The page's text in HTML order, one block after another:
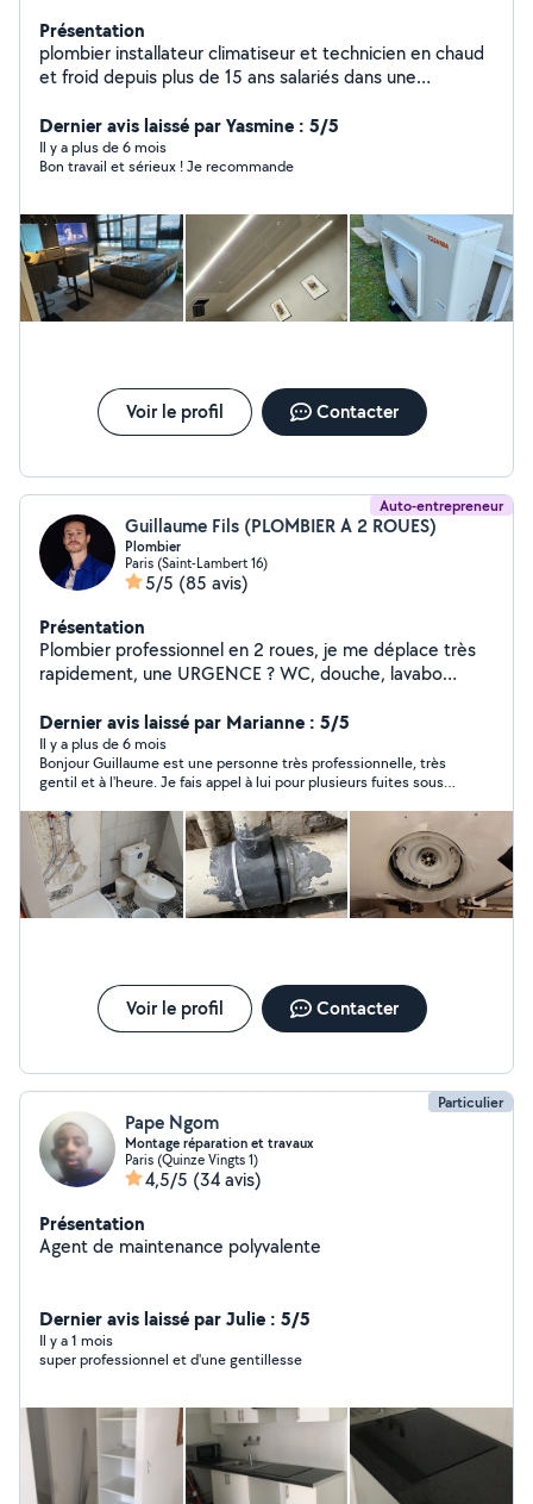
Présentation
plombier installateur climatiseur et technicien en chaud
et froid depuis plus de 15 ans salariés dans une
voisins ;-) à bientôt
Dernier avis laissé par Yasmine : 5/5
Il y a plus de 6 mois
Bon travail et sérieux ! Je recommande
Voir le profil Contacter
Auto-entrepreneur
Guillaume Fils (PLOMBIER A 2 ROUES)
Plombier
Paris (Saint-Lambert 16)
5/5 (85 avis)
Présentation
Plombier professionnel en 2 roues, je me déplace très
rapidement, une URGENCE ? WC, douche, lavabo
également la rénovation ou la création de réseau d'eau
dans les cuisines et salle de bain. Rénovation complète
de votre salle de bain, WC, cuisine avec devis sérieux et
détaillé. Installation WC, lavabo, ballon, robinetterie,
etc.. À bientôt. Google : Plombier à 2 roues
https://g.co/kgs/q4GquXf PS: Il est possible que je ne
puisse répondre à certaines demandes privées, si vous
êtes hors de mon périmètre de 5km. Dans ce cas
n'hésitez pas à me téléphoner directement. Merci
Dernier avis laissé par Marianne : 5/5
Il y a plus de 6 mois
Bonjour Guillaume est une personne très professionnelle, très
gentil et à l'heure. Je fais appel à lui pour plusieurs fuites sous
changé mon réservoir. Je le conseille sans soucis, je referais
appel à lui sans aucun problème.
Voir le profil Contacter
Particulier
Pape Ngom
Montage réparation et travaux
Paris (Quinze Vingts 1)
4,5/5 (34 avis)
Présentation
Agent de maintenance polyvalente
Dernier avis laissé par Julie : 5/5
Il y a 1 mois
super professionnel et d'une gentillesse